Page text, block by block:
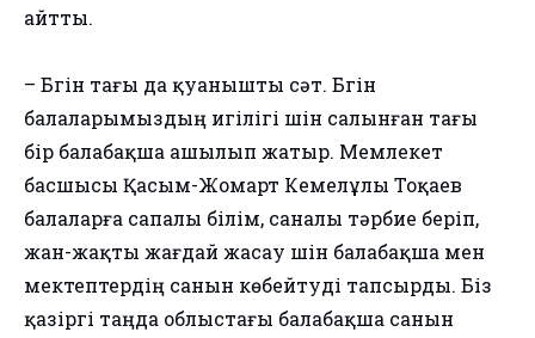
айтты.
– Бүгін тағы да қуанышты сәт. Бүгін
балаларымыздың игілігі үшін салынған тағы
бір балабақша ашылып жатыр. Мемлекет
басшысы Қасым-Жомарт Кемелұлы Тоқаев
балаларға сапалы білім, саналы тәрбие беріп,
жан-жақты жағдай жасау үшін балабақша мен
мектептердің санын көбейтуді тапсырды. Біз
қазіргі таңда облыстағы балабақша санын